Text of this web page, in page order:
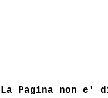
La Pagina non e'